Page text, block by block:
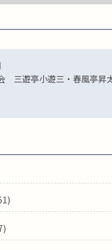
三遊亭小遊三・春風亭昇